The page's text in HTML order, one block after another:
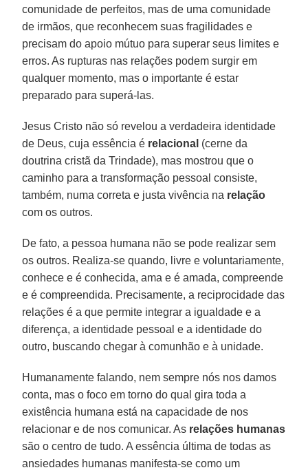
comunidade de perfeitos, mas de uma comunidade
de irmãos, que reconhecem suas fragilidades e
precisam do apoio mútuo para superar seus limites e
erros. As rupturas nas relações podem surgir em
qualquer momento, mas o importante é estar
preparado para superá-las.
Jesus Cristo não só revelou a verdadeira identidade
de Deus, cuja essência é relacional (cerne da
doutrina cristã da Trindade), mas mostrou que o
caminho para a transformação pessoal consiste,
também, numa correta e justa vivência na relação
com os outros.
De fato, a pessoa humana não se pode realizar sem
os outros. Realiza-se quando, livre e voluntariamente,
conhece e é conhecida, ama e é amada, compreende
e é compreendida. Precisamente, a reciprocidade das
relações é a que permite integrar a igualdade e a
diferença, a identidade pessoal e a identidade do
outro, buscando chegar à comunhão e à unidade.
Humanamente falando, nem sempre nós nos damos
conta, mas o foco em torno do qual gira toda a
existência humana está na capacidade de nos
relacionar e de nos comunicar. As relações humanas
são o centro de tudo. A essência última de todas as
ansiedades humanas manifesta-se como um